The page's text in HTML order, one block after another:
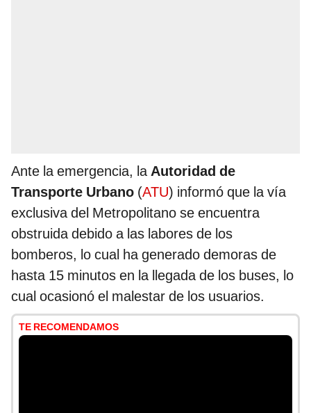
Ante la emergencia, laAutoridad de
Transporte Urbano (ATU) informó que la vía
exclusiva del Metropolitano se encuentra
obstruida debido a las labores de los
bomberos, lo cual ha generado demoras de
hasta 15 minutos en la llegada de los buses, lo
cual ocasionó el malestar de los usuarios.
TE RECOMENDAMOS